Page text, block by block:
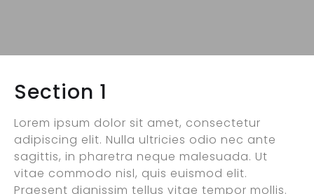
Section 1
Lorem ipsum dolor sit amet, consectetur
adipiscing elit. Nulla ultricies odio nec ante
sagittis, in pharetra neque malesuada. Ut
vitae commodo nisl, quis euismod elit.
Praesent dignissim tellus vitae tempor mollis.